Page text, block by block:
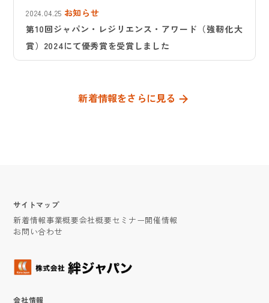
2024.04.25 お知らせ
第10回ジャパン・レジリエンス・アワード（強靭化大
賞）2024にて優秀賞を受賞しました
新着情報をさらに見る
会社情報
サイトマップ
新着情報事業概要会社概要セミナー開催情報
お問い合わせ